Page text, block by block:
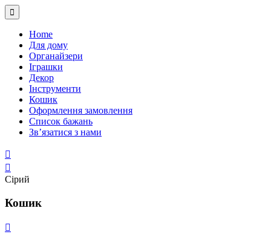
Home
Для дому
Органайзери
Іграшки
Декор
Інструменти
Кошик
Оформлення замовлення
Список бажань
Зв’язатися з нами
Сірий
Кошик